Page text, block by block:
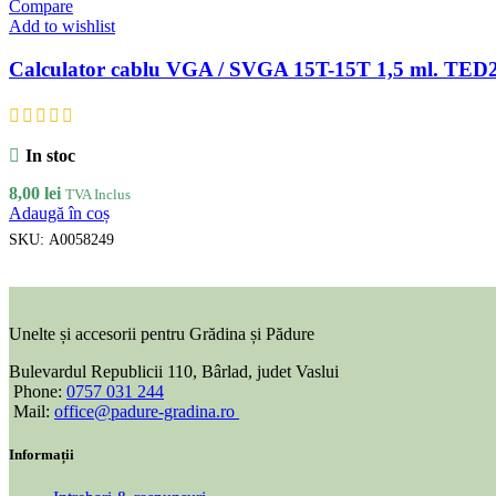
Compare
Add to wishlist
Calculator cablu VGA / SVGA 15T-15T 1,5 ml.
In stoc
8,00 lei TVA Inclus
Adaugă în coș
SKU: A0058249
Unelte și accesorii pentru Grădina și Pădure
Bulevardul Republicii 110, Bârlad, judet Vaslui
Phone: 0757 031 244
Mail: office@padure-gradina.ro
Informații